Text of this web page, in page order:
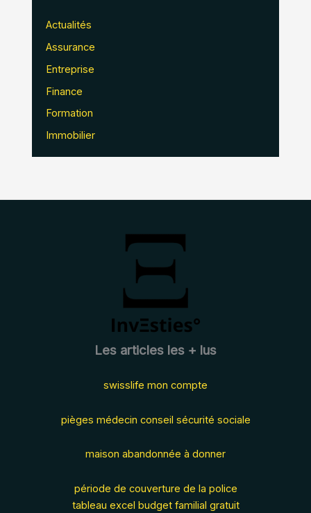
Actualités
Assurance
Entreprise
Finance
Formation
Immobilier
Les articles les + lus
swisslife mon compte
pièges médecin conseil sécurité sociale
maison abandonnée à donner
période de couverture de la police
tableau excel budget familial gratuit